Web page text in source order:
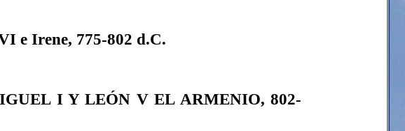
e Irene, 775-802 d.C.
I Y LEÓN V EL ARMENIO, 802-